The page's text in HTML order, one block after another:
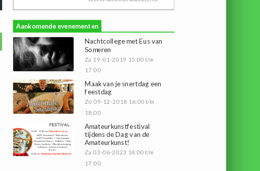
Aankomende evenementen
Nachtcollege met Eus van
Someren
Za 19-01-2019 15:00 t/m
17:00
Maak van je snertdag een
feestdag
Zo 09-12-2018 16:00 t/m
18:00
Amateurkunstfestival
tijdens de Dag van de
Amateurkunst!
Za 03-06-2023 14:00 t/m
17:00